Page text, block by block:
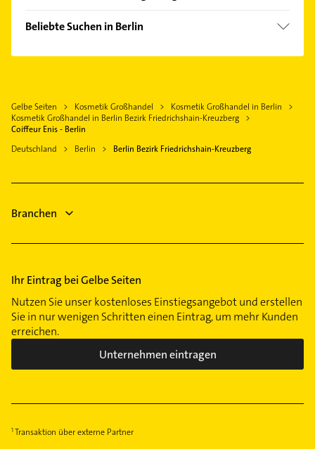
Bezirk Neukölln
Wildau
Königs Wusterhausen
Beliebte Suchen in Berlin
Physiotherapie
Krankengymnastik
Ärztehaus
Arzt
Gelbe Seiten Kosmetik Großhandel
Kosmetik Großhandel in Berlin
Kosmetik Großhandel in Berlin Bezirk Friedrichshain-Kreuzberg
Coiffeur Enis - Berlin
Deutschland
Berlin Berlin Bezirk Friedrichshain-Kreuzberg
Branchen
Ihr Eintrag bei Gelbe Seiten
Nutzen Sie unser kostenloses Einstiegsangebot und erstellen
Sie in nur wenigen Schritten einen Eintrag, um mehr Kunden
erreichen.
Unternehmen eintragen
Transaktion über externe Partner